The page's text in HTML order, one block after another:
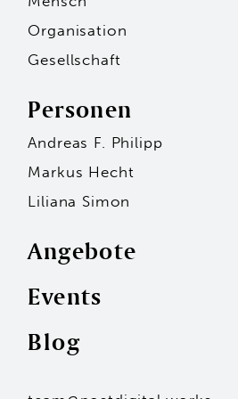
Andreas F. Philipp
Organisation
Gesellschaft
Personen
Andreas F. Philipp
Markus Hecht
Liliana Simon
Angebote
Events
Blog